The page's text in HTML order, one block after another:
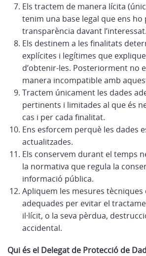
Els tractem de manera lícita
tenim una base legal que ens
transparència davant l’interessat.
Els destinem a les finalitats
explícites i legítimes que
d’obtenir-les. Posteriorment no
manera incompatible amb
Tractem únicament les dades
pertinents i limitades al que és
cas i per cada finalitat.
Ens esforcem perquè les dades
actualitzades.
Els conservem durant el temps
la normativa que regula la
informació pública.
Apliquem les mesures tècniques
adequades per evitar el
il·lícit, o la seva pèrdua,
accidental.
Qui és el Delegat de Protecció de